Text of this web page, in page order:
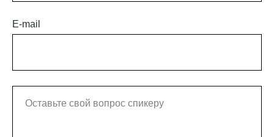
E-mail